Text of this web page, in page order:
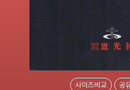
사이즈비교 공